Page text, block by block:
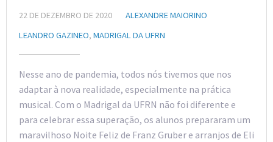
22 DE DEZEMBRO DE 2020
ALEXANDRE MAIORINO
LEANDRO GAZINEO, MADRIGAL DA UFRN
Nesse ano de pandemia, todos nós tivemos que nos
adaptar à nova realidade, especialmente na prática
musical. Com o Madrigal da UFRN não foi diferente e
para celebrar essa superação, os alunos prepararam um
maravilhoso Noite Feliz de Franz Gruber e arranjos de Eli